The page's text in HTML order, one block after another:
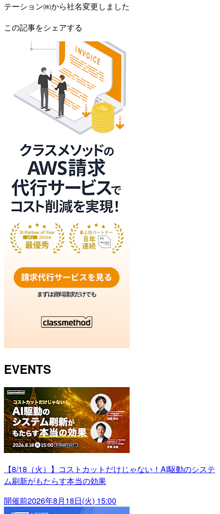
テーション㈱から社名変更しました
この記事をシェアする
EVENTS
【8/18（火）】コストカットだけじゃない！AI駆動のシステ
ム刷新がもたらす本当の効果
開催前2026年8月18日(火) 15:00